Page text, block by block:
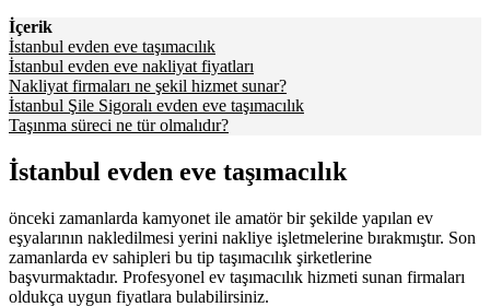
İçerik
İstanbul evden eve taşımacılık
İstanbul evden eve nakliyat fiyatları
Nakliyat firmaları ne şekil hizmet sunar?
İstanbul Şile Sigoralı evden eve taşımacılık
Taşınma süreci ne tür olmalıdır?
İstanbul evden eve taşımacılık
önceki zamanlarda kamyonet ile amatör bir şekilde yapılan ev
eşyalarının nakledilmesi yerini nakliye işletmelerine bırakmıştır. Son
zamanlarda ev sahipleri bu tip taşımacılık şirketlerine
başvurmaktadır. Profesyonel ev taşımacılık hizmeti sunan firmaları
oldukça uygun fiyatlara bulabilirsiniz.